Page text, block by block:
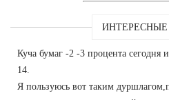
Куча бумаг -2 -3 процента сегодня
14.
Я пользуюсь вот таким